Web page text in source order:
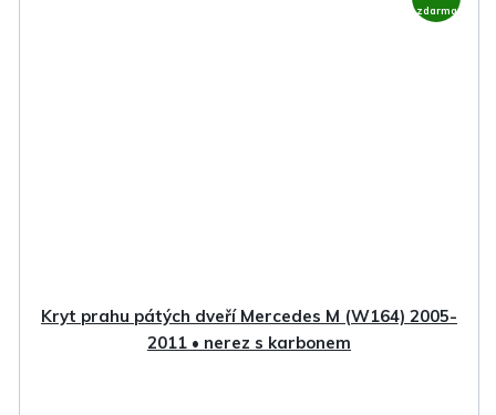
zdarma
Kryt prahu pátých dveří Mercedes M (W164) 2005-
2011 • nerez s karbonem